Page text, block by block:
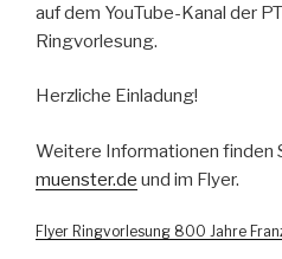
auf dem YouTube-Kanal der
Ringvorlesung.
Herzliche Einladung!
Weitere Informationen finden
muenster.de und im Flyer.
Flyer Ringvorlesung 800 Jahre